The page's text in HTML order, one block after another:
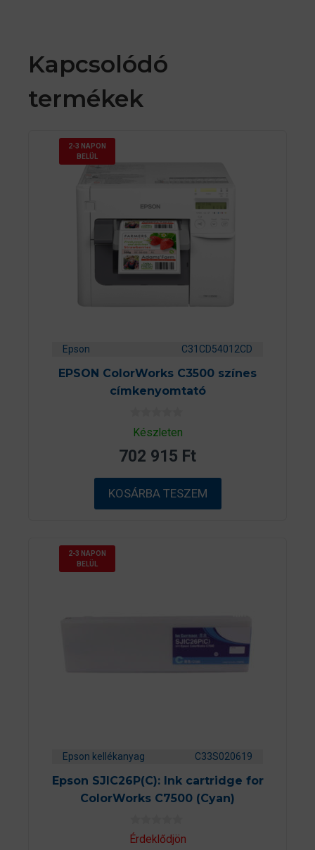
Kapcsolódó
termékek
2-3 NAPON
BELÜL
Epson C31CD54012CD
EPSON ColorWorks C3500 színes
címkenyomtató
0
a
b
ő
l
Készleten
702 915 Ft
KOSÁRBA TESZEM
2-3 NAPON
BELÜL
Epson kellékanyag C33S020619
Epson SJIC26P(C): Ink cartridge for
ColorWorks C7500 (Cyan)
0
a
Érdeklődjön